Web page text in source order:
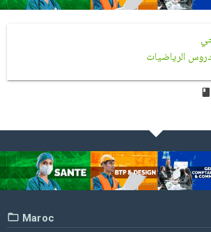
الرياضيات
Maroc